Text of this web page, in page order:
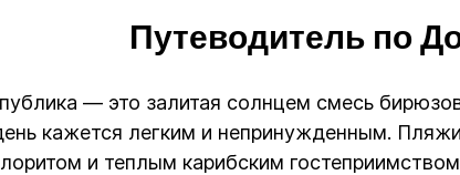
Путеводитель по
— это залитая солнцем смесь
кажется легким и непринужденным.
и теплым карибским